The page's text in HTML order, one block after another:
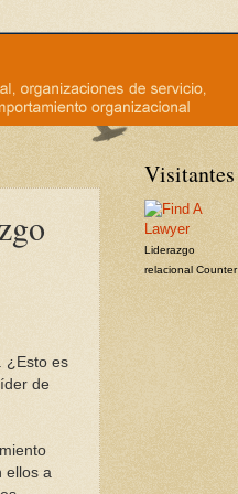
¿Esto es
de
ellos a
Visitantes
Liderazgo
relacional Counter